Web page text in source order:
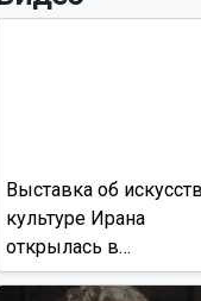
Выставка об
культуре Ирана
открылась в
Новосибирске